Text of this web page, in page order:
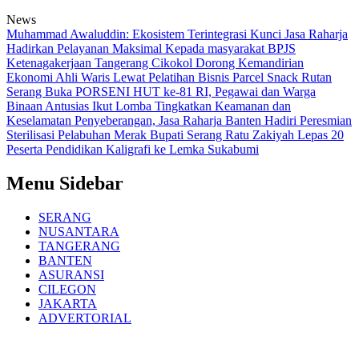
News
Muhammad Awaluddin: Ekosistem Terintegrasi Kunci Jasa Raharja
Hadirkan Pelayanan Maksimal Kepada masyarakat BPJS
Ketenagakerjaan Tangerang Cikokol Dorong Kemandirian
Ekonomi Ahli Waris Lewat Pelatihan Bisnis Parcel Snack Rutan
Serang Buka PORSENI HUT ke-81 RI, Pegawai dan Warga
Binaan Antusias Ikut Lomba Tingkatkan Keamanan dan
Keselamatan Penyeberangan, Jasa Raharja Banten Hadiri Peresmian
Sterilisasi Pelabuhan Merak Bupati Serang Ratu Zakiyah Lepas 20
Peserta Pendidikan Kaligrafi ke Lemka Sukabumi
Menu Sidebar
SERANG
NUSANTARA
TANGERANG
BANTEN
ASURANSI
CILEGON
JAKARTA
ADVERTORIAL